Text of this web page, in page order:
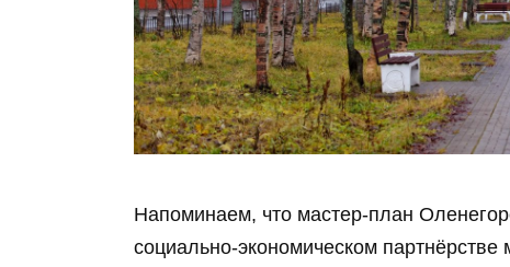
Напоминаем, что мастер‑план
социально‑экономическом